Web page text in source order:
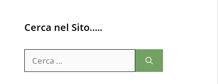
Cerca nel Sito…..
per: